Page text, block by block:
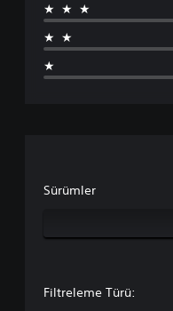
★★★
★★
★
Sürümler
Filtreleme Türü: